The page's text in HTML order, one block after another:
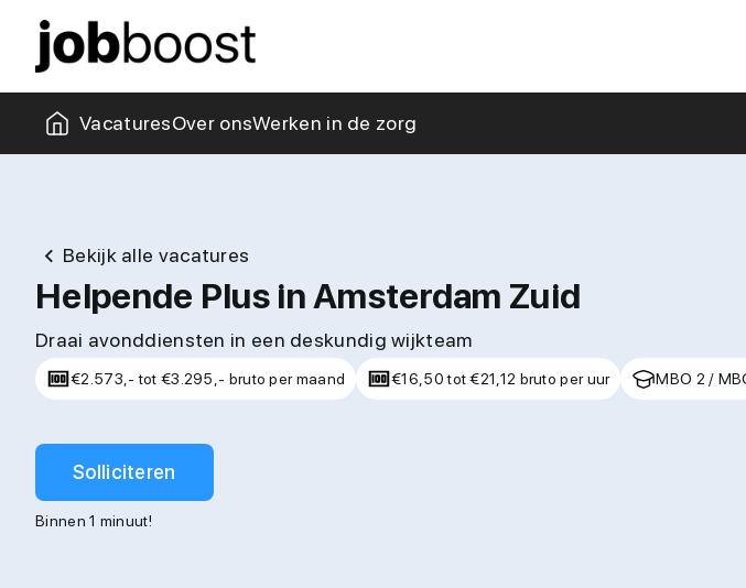
VacaturesOver ons
Missie & visie
KantoorWerken in de zorg
Zorgblogs
Bekijk alle vacatures
Helpende Plus in Amsterdam Zuid
Draai avonddiensten in een deskundig wijkteam
€2.573,- tot €3.295,- bruto per maand €16,50 tot €21,12 bruto per uur MBO 2 /
Solliciteren
Binnen 1 minuut!